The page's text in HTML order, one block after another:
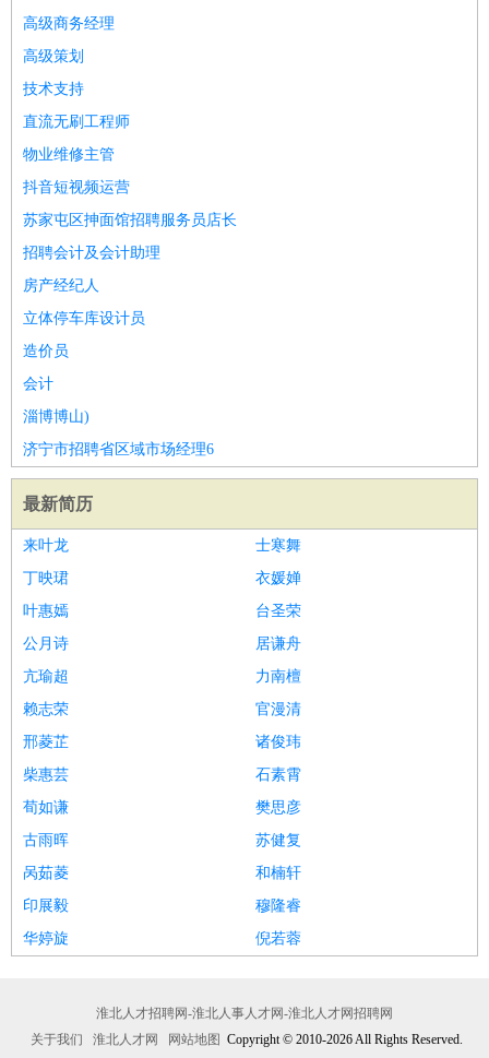
高级商务经理
高级策划
技术支持
直流无刷工程师
物业维修主管
抖音短视频运营
苏家屯区抻面馆招聘服务员店长
招聘会计及会计助理
房产经纪人
立体停车库设计员
造价员
会计
淄博博山)
济宁市招聘省区域市场经理6
最新简历
来叶龙
士寒舞
丁映珺
衣媛婵
叶惠嫣
台圣荣
公月诗
居谦舟
亢瑜超
力南檀
赖志荣
官漫清
邢菱芷
诸俊玮
柴惠芸
石素霄
荀如谦
樊思彦
古雨晖
苏健复
呙茹菱
和楠轩
印展毅
穆隆睿
华婷旋
倪若蓉
淮北人才招聘网-淮北人事人才网-淮北人才网招聘网
关于我们
淮北人才网 网站地图 Copyright © 2010-2026 All Rights Reserved.